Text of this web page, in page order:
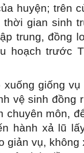
huyện; trên
gian sinh
trung, đồng
hoạch trước
giống vụ
vệ sinh đồng
chuyên môn,
hành xả lũ
giản vụ,